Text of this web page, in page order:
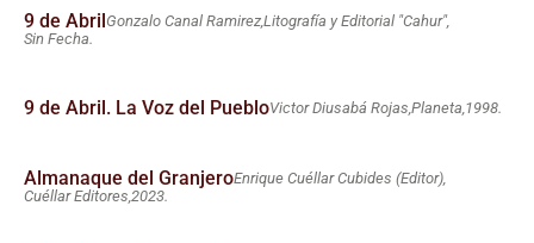
9 de Abril Gonzalo Canal Ramirez,Litografía y Editorial "Cahur",
Sin Fecha.
9 de Abril. La Voz del PuebloVictor Diusabá Rojas, Planeta, 1998.
Almanaque del GranjeroEnrique Cuéllar Cubides (Editor),
Cuéllar Editores,2023.